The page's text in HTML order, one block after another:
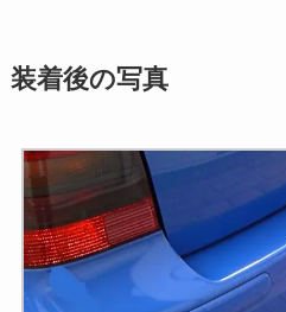
装着後の写真